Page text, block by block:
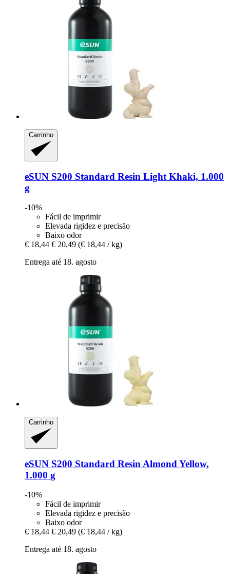
Carrinho
eSUN S200 Standard Resin Light Khaki, 1.000
g
-10%
Fácil de imprimir
Elevada rigidez e precisão
Baixo odor
€ 18,44 € 20,49 (€ 18,44 / kg)
Entrega até 18. agosto
Carrinho
eSUN S200 Standard Resin Almond Yellow,
1.000 g
-10%
Fácil de imprimir
Elevada rigidez e precisão
Baixo odor
€ 18,44 € 20,49 (€ 18,44 / kg)
Entrega até 18. agosto